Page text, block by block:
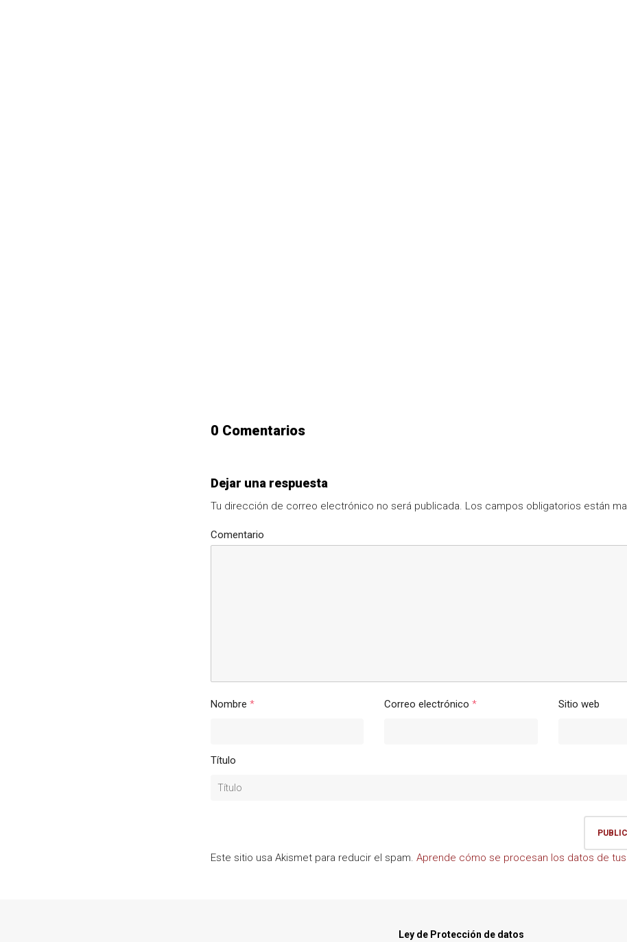
0 Comentarios
Dejar una respuesta
Tu dirección de correo electrónico no será publicada. Los campos obligatorios están
Comentario
Nombre * Correo electrónico * Sitio web
Título
Este sitio usa Akismet para reducir el spam. Aprende cómo se procesan los datos de tus
Ley de Protección de datos